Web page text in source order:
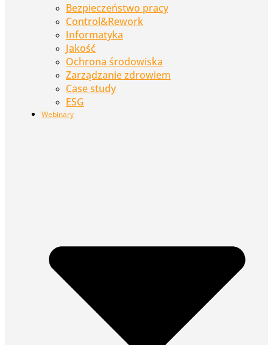
Bezpieczeństwo pracy
Control&Rework
Informatyka
Jakość
Ochrona środowiska
Zarządzanie zdrowiem
Case study
ESG
Webinary